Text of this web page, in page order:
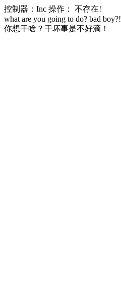
控制器：Inc 操作： 不存在!
what are you going to do? bad boy?!
你想干啥？干坏事是不好滴！